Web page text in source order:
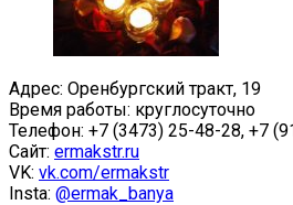
Адрес: Оренбургский тракт, 19
Время работы: круглосуточно
Телефон: +7 (3473) 25-48-28, +7
Сайт: ermakstr.ru
VK: vk.com/ermakstr
Insta: @ermak_banya